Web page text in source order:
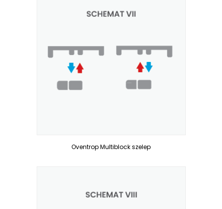
Oventrop Multiblock szelep